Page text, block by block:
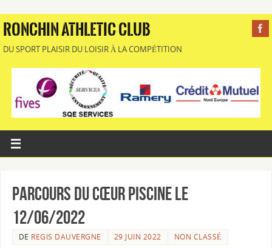
RONCHIN ATHLETIC CLUB
DU SPORT PLAISIR DU LOISIR À LA COMPÉTITION
Parcours du cœur Piscine le
12/06/2022
DE REGIS DAUVERGNE 29 JUIN 2022 NON CLASSÉ